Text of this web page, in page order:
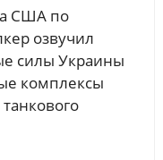
США по
озвучил
силы Украины
комплексы